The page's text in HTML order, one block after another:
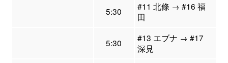
5:30
#11 北條 → #16 福
田
5:30
#13 エブナ → #17
深見